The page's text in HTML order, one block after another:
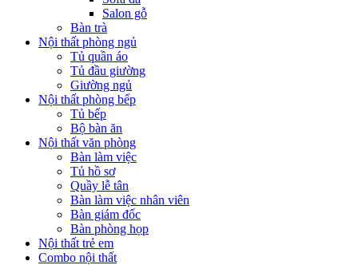
Salon gỗ
Bàn trà
Nội thất phòng ngủ
Tủ quần áo
Tủ đầu giường
Giường ngủ
Nội thất phòng bếp
Tủ bếp
Bộ bàn ăn
Nội thất văn phòng
Bàn làm việc
Tủ hồ sơ
Quầy lễ tân
Bàn làm việc nhân viên
Bàn giám đốc
Bàn phòng họp
Nội thất trẻ em
Combo nội thất